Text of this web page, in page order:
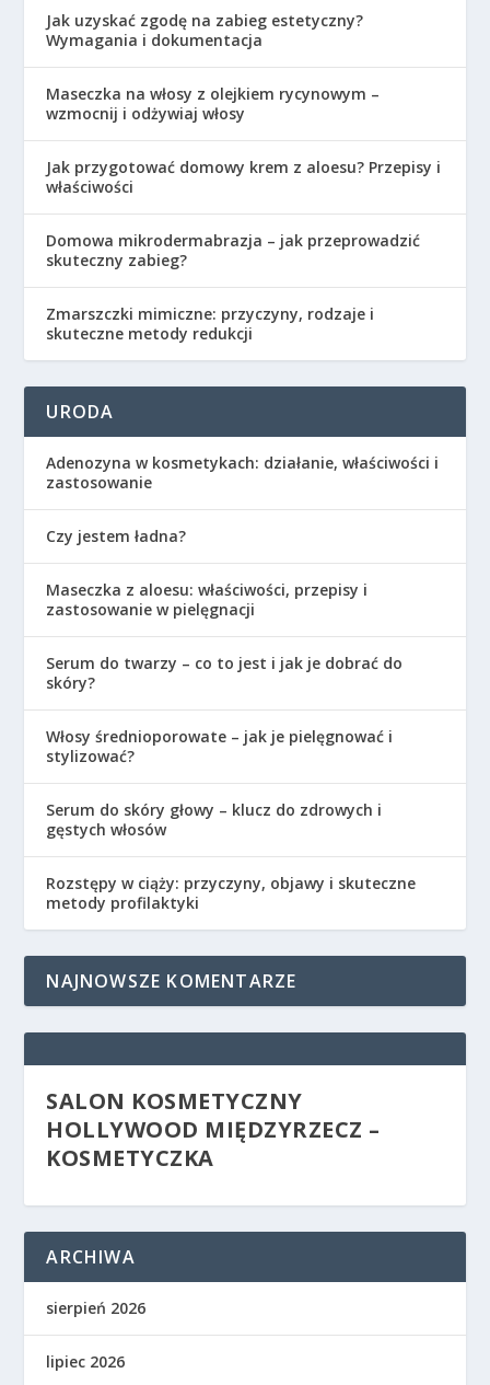
Jak uzyskać zgodę na zabieg estetyczny?
Wymagania i dokumentacja
Maseczka na włosy z olejkiem rycynowym –
wzmocnij i odżywiaj włosy
Jak przygotować domowy krem z aloesu? Przepisy i
właściwości
Domowa mikrodermabrazja – jak przeprowadzić
skuteczny zabieg?
Zmarszczki mimiczne: przyczyny, rodzaje i
skuteczne metody redukcji
URODA
Adenozyna w kosmetykach: działanie, właściwości i
zastosowanie
Czy jestem ładna?
Maseczka z aloesu: właściwości, przepisy i
zastosowanie w pielęgnacji
Serum do twarzy – co to jest i jak je dobrać do
skóry?
Włosy średnioporowate – jak je pielęgnować i
stylizować?
Serum do skóry głowy – klucz do zdrowych i
gęstych włosów
Rozstępy w ciąży: przyczyny, objawy i skuteczne
metody profilaktyki
NAJNOWSZE KOMENTARZE
SALON KOSMETYCZNY
HOLLYWOOD MIĘDZYRZECZ –
KOSMETYCZKA
ARCHIWA
sierpień 2026
lipiec 2026